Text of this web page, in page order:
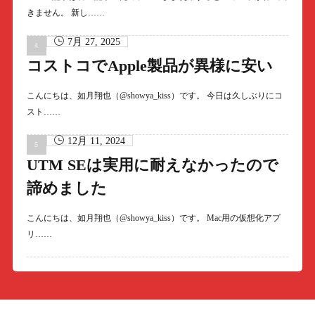
きません。 新し……
7月 27, 2025
コストコでApple製品が異様に安い
こんにちは、如月翔也（@showya_kiss）です。 今日は久しぶりにコ
スト……
12月 11, 2024
UTM SEは実用に耐えなかったので
諦めました
こんにちは、如月翔也（@showya_kiss）です。 Mac用の仮想化アプ
リ……